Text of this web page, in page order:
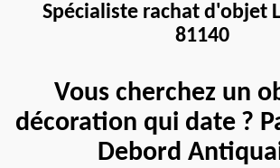
Spécialiste rachat d'objet
81140
Vous cherchez un
décoration qui date ?
Debord